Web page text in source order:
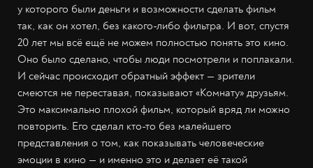
у которого были деньги и возможности сделать фильм
так, как он хотел, без какого-либо фильтра. И вот, спустя
20 лет мы всё ещё не можем полностью понять это кино.
Оно было сделано, чтобы люди посмотрели и поплакали.
И сейчас происходит обратный эффект — зрители
смеются не переставая, показывают «Комнату» друзьям.
Это максимально плохой фильм, который вряд ли можно
повторить. Его сделал кто-то без малейшего
представления о том, как показывать человеческие
эмоции в кино — и именно это и делает её такой